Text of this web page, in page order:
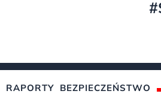
RAPORTY BEZPIECZEŃSTWO